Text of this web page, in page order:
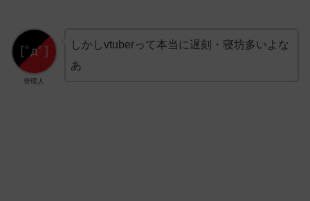
管理人
しかしvtuberって本当に遅刻・寝坊多いよな
あ